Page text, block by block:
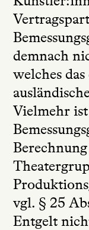
demnach
welches
Vielmehr
vgl. § 25
Entgelt